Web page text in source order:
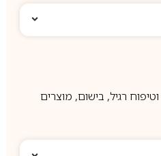
רגיל, בישום, מוצרים